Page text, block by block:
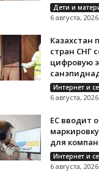
Дети и
6 августа, 2026
Казахстан
стран СНГ
цифровую
Интернет и
6 августа, 2026
ЕС вводит
для
Интернет и
6 августа, 2026